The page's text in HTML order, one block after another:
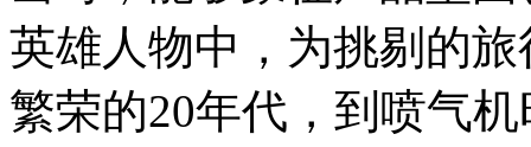
英雄人物中，为挑剔的
繁荣的20年代，到喷气